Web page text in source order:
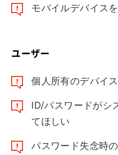
モバイルデバイス
ユーザー
個人所有のデバイ
ID/パスワードがシ
てほしい
パスワード失念時